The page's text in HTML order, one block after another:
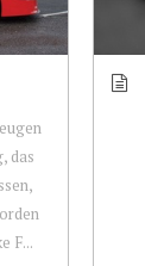
das
F...